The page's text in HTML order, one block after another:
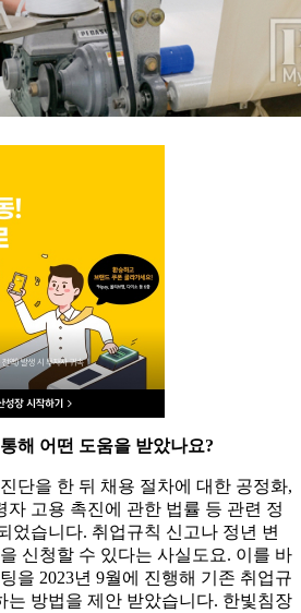
해 어떤 도움을 받았나요?
단을 한 뒤 채용 절차에 대한 공정화,
자 고용 촉진에 관한 법률 등 관련 정
었습니다. 취업규칙 신고나 정년 변
신청할 수 있다는 사실도요. 이를 바
을 2023년 9월에 진행해 기존 취업규
는 방법을 제안 받았습니다. 한빛침장